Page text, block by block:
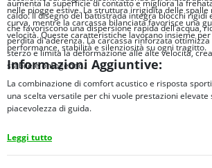
nelle piogge estive. La struttura irrigidita delle
curva, mentre la carcassa bilanciata favorisce una
velocità. Queste caratteristiche lavorano insieme
performance, stabilità e silenziosità su ogni tragitto.
aumenta la superficie di contatto e migliora la
caldo. Il disegno del battistrada integra blocchi rigidi
che favoriscono una dispersione rapida dell’acqua,
perdita di aderenza. La carcassa rinforzata
sterzo e limita la deformazione alle alte velocità,
stabile e omogeneo.
Informazioni Aggiuntive:
La combinazione di comfort acustico e risposta
una scelta versatile per chi vuole prestazioni elevate
piacevolezza di guida.
Leggi tutto